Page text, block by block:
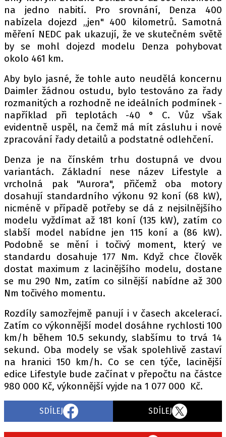
na jedno nabití. Pro srovnání, Denza 400
nabízela dojezd „jen" 400 kilometrů. Samotná
měření NEDC pak ukazují, že ve skutečném světě
by se mohl dojezd modelu Denza pohybovat
okolo 461 km.
Aby bylo jasné, že tohle auto neudělá koncernu
Daimler žádnou ostudu, bylo testováno za řady
rozmanitých a rozhodně ne ideálních podmínek -
například při teplotách -40 ° C. Vůz však
evidentně uspěl, na čemž má mít zásluhu i nové
zpracování řady detailů a podstatné odlehčení.
Denza je na čínském trhu dostupná ve dvou
variantách. Základní nese název Lifestyle a
vrcholná pak "Aurora", přičemž oba motory
dosahují standardního výkonu 92 koní (68 kW),
nicméně v případě potřeby se dá z nejsilnějšího
modelu vyždímat až 181 koní (135 kW), zatím co
slabší model nabídne jen 115 koní a (86 kW).
Podobně se mění i točivý moment, který ve
standardu dosahuje 177 Nm. Když chce člověk
dostat maximum z lacinějšího modelu, dostane
se mu 290 Nm, zatím co silnější nabídne až 300
Nm točivého momentu.
Rozdíly samozřejmě panují i v časech akcelerací.
Zatím co výkonnější model dosáhne rychlosti 100
km/h během 10.5 sekundy, slabšímu to trvá 14
sekund. Oba modely se však spolehlivě zastaví
na hranici 150 km/h. Co se cen týče, lacinější
edice Lifestyle bude začínat v přepočtu na částce
980 000 Kč, výkonnější vyjde na 1 077 000 Kč.
SDÍLEJ SDÍLEJ